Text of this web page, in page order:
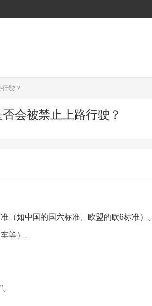
驶？
会被禁止上路行驶？
（如中国的国六标准、欧盟的欧6标准）。
等）。